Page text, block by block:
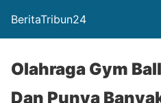
BeritaTribun24
Olahraga Gym
Dan Punya